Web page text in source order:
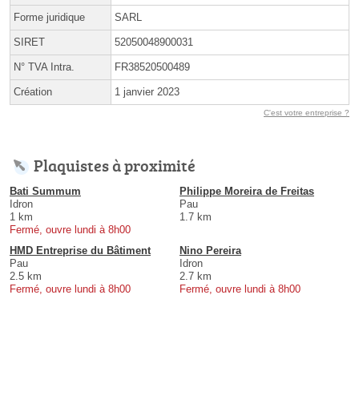
Forme juridique SARL
SIRET 52050048900031
N° TVA Intra. FR38520500489
Création 1 janvier 2023
C'est votre entreprise ?
Plaquistes à proximité
Bati Summum
Idron
1 km
Fermé, ouvre lundi à 8h00
Philippe Moreira de Freitas
Pau
1.7 km
HMD Entreprise du Bâtiment
Pau
2.5 km
Fermé, ouvre lundi à 8h00
Nino Pereira
Idron
2.7 km
Fermé, ouvre lundi à 8h00